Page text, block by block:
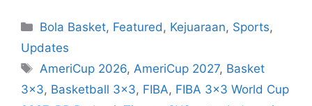
Bola Basket, Featured , Kejuaraan, Sports,
Updates
AmeriCup 2026, AmeriCup 2027, Basket
3x3, Basketball 3x3, FIBA, FIBA 3x3 World Cup